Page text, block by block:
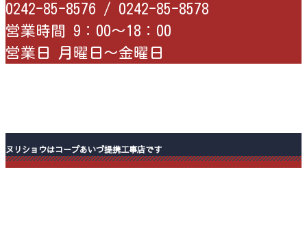
0242-85-8576 / 0242-85-8578
営業時間 9：00〜18：00
営業日 月曜日〜金曜日
ヌリショウはコープあいづ提携工事店です